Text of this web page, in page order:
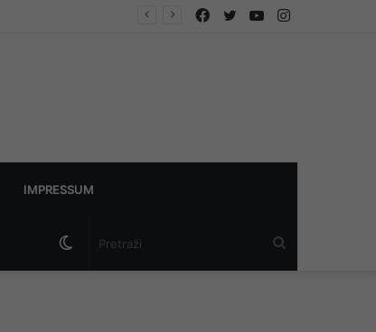
Instagram
YouTube
Twitter
Facebook
IMPRESSUM
Switch